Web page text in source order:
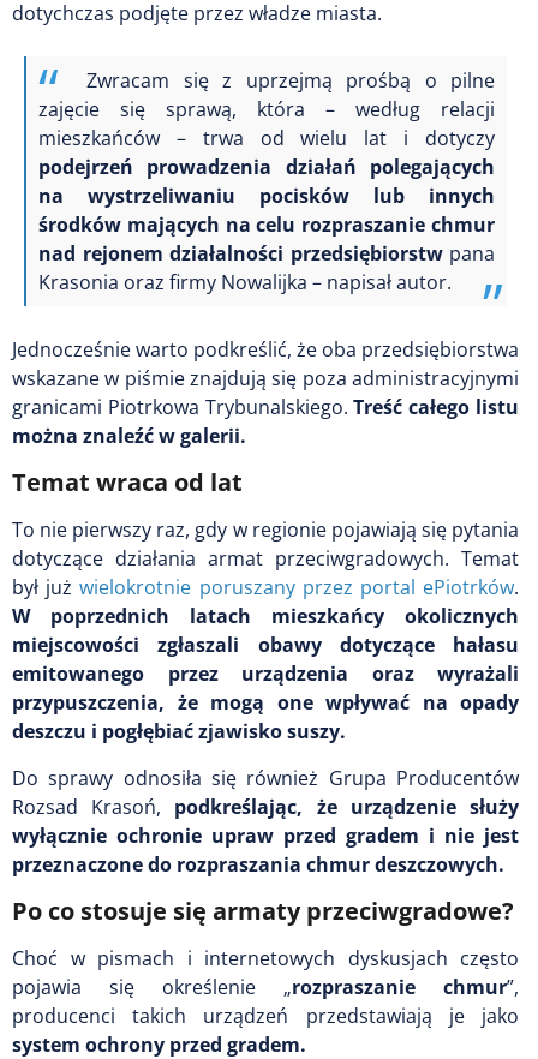
dotychczas podjęte przez władze miasta.
Zwracam się z uprzejmą prośbą o pilne
zajęcie się sprawą, która – według relacji
mieszkańców – trwa od wielu lat i dotyczy
podejrzeń prowadzenia działań polegających
na wystrzeliwaniu pocisków lub innych
środków mających na celu rozpraszanie chmur
nad rejonem działalności przedsiębiorstwpana
Krasonia oraz firmy Nowalijka – napisał autor.
Jednocześnie warto podkreślić, że oba przedsiębiorstwa
wskazane w piśmie znajdują się poza administracyjnymi
granicami Piotrkowa Trybunalskiego. Treść całego listu
można znaleźć w galerii.
Temat wraca od lat
To nie pierwszy raz, gdy w regionie pojawiają się pytania
dotyczące działania armat przeciwgradowych. Temat
był jużwielokrotnie poruszany przez portal ePiotrków.
W poprzednich latach mieszkańcy okolicznych
miejscowości zgłaszali obawy dotyczące hałasu
emitowanego przez urządzenia oraz wyrażali
przypuszczenia, że mogą one wpływać na opady
deszczu i pogłębiać zjawisko suszy.
Do sprawy odnosiła się również Grupa Producentów
Rozsad Krasoń, podkreślając, że urządzenie służy
wyłącznie ochronie upraw przed gradem i nie jest
przeznaczone do rozpraszania chmur deszczowych.
Po co stosuje się armaty przeciwgradowe?
Choć w pismach i internetowych dyskusjach często
pojawia się określenie „rozpraszanie chmur”,
producenci takich urządzeń przedstawiają je jako
system ochrony przed gradem.